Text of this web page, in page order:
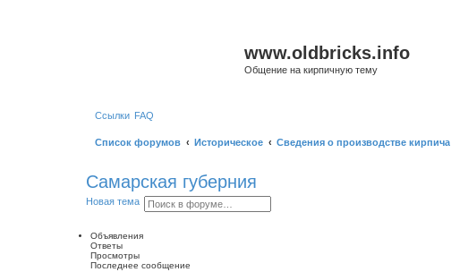
www.oldbricks.info
Общение на кирпичную тему
Ссылки FAQ
Список форумов Историческое Сведения о производстве кирпича
Самарская губерния
Новая тема П
о
Р
а
е
Объявления
Ответы
Просмотры
Последнее сообщение